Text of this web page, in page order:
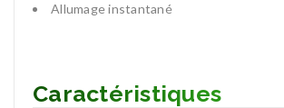
Allumage instantané
Caractéristiques